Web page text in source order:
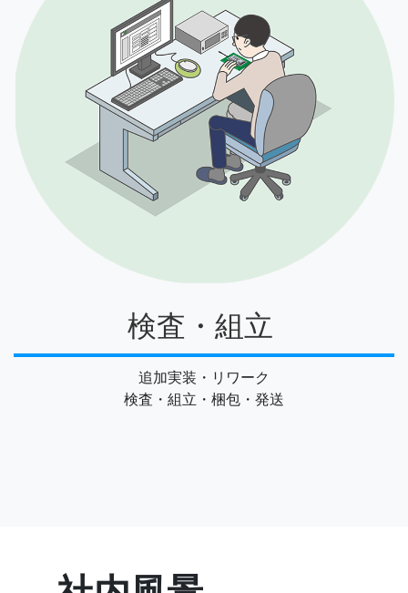
検査・組立
追加実装・リワーク
検査・組立・梱包・発送